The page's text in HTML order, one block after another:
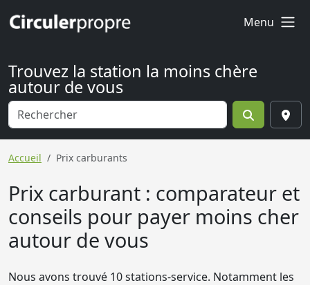
Menu
Trouvez la station la moins chère
autour de vous
Accueil Prix carburants
Prix carburant : comparateur et
conseils pour payer moins cher
autour de vous
Nous avons trouvé 10 stations-service. Notamment les